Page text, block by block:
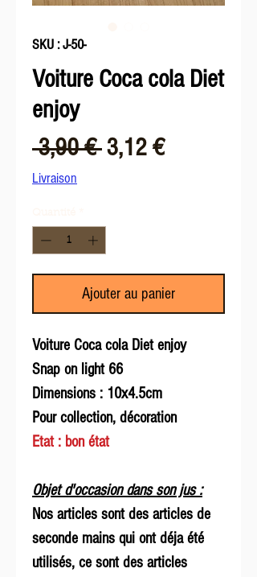
SKU : J-50-
Voiture Coca cola Diet
enjoy
3,90 € Prix
3,12 €Prix
Livraison
Ajouter au panier
Voiture Coca cola Diet enjoy
Snap on light 66
Dimensions : 10x4.5cm
Pour collection, décoration
Etat : bon état
Objet d'occasion dans son jus :
Nos articles sont des articles de
seconde mains qui ont déja été
utilisés, ce sont des articles